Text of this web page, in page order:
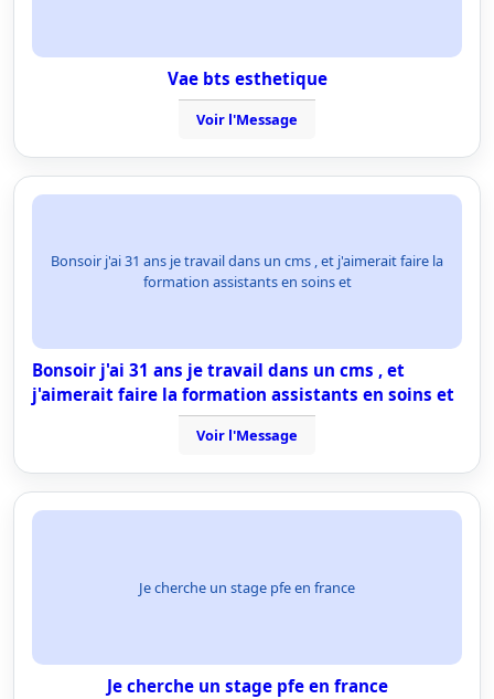
Vae bts esthetique
Voir l'Message
Bonsoir j'ai 31 ans je travail dans un cms , et j'aimerait faire la
formation assistants en soins et
Bonsoir j'ai 31 ans je travail dans un cms , et
j'aimerait faire la formation assistants en soins et
Voir l'Message
Je cherche un stage pfe en france
Je cherche un stage pfe en france